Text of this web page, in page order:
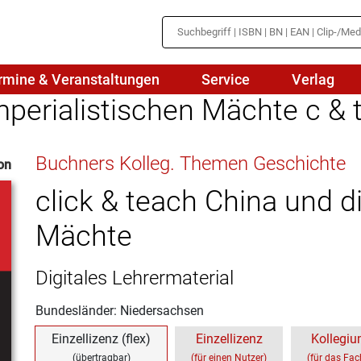
Medienbildung
Naturwissenschaften/NuT
Physik
Politik
Religion
Spanisch
& Veranstaltungen Service Verlag
Mächte c &
Buchners Kolleg. Themen Geschichte
click & teach China und
Mächte
Digitales Lehrermaterial
Bundesländer: Niedersachsen
Einzellizenz (flex)
(übertragbar)
Einzellizenz
(für einen Nutzer) (für das